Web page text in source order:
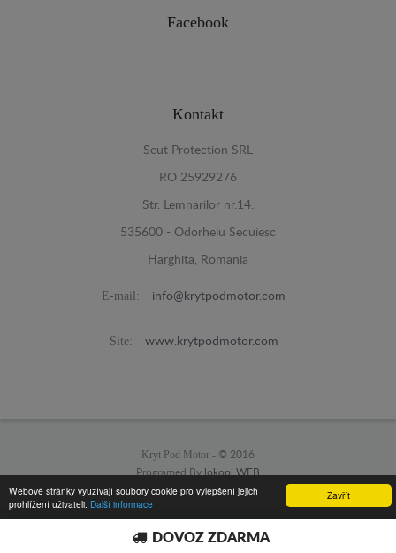
Zavřít
Webové stránky využívají soubory cookie pro vylepšení jejich
prohlížení uživateli. Další informace
Facebook
Kontakt
Scut Protection SRL
RO 25929276
Str. Lemnarilor nr.14.
535600 - Odorheiu Secuiesc
Harghita, Romania
E-mail: info@krytpodmotor.com
Site: www.krytpodmotor.com
Kryt Pod Motor - © 2016
Programed By lokopi WEB
DOVOZ ZDARMA